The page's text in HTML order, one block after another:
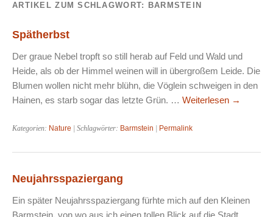
ARTIKEL ZUM SCHLAGWORT: BARMSTEIN
Spätherbst
Der graue Nebel tropft so still herab auf Feld und Wald und
Heide, als ob der Himmel weinen will in übergroßem Leide. Die
Blumen wollen nicht mehr blühn, die Vöglein schweigen in den
Hainen, es starb sogar das letzte Grün. … Weiterlesen →
Kategorien: Nature | Schlagwörter: Barmstein Permalink
Neujahrsspaziergang
Ein später Neujahrsspaziergang fürhte mich auf den Kleinen
Barmstein, von wo aus ich einen tollen Blick auf die Stadt